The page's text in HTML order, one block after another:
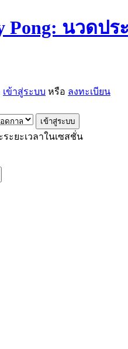
Pong: นวดป
เข้าสู่ระบบ หรือ ลงทะเบียน
ะยะเวลาในเซสชั่น